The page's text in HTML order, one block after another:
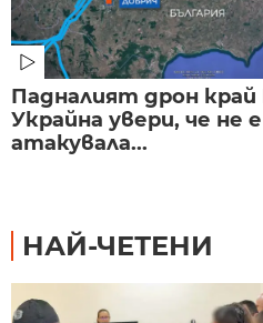
Падналият дрон край
Украйна увери, че не е
атакувала...
НАЙ-ЧЕТЕНИ